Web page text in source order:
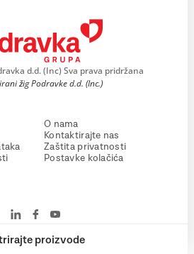
proizvode
d.d. (Inc) Sva prava pridržana
žig Podravke d.d. (Inc.)
O nama
Kontaktirajte nas
Zaštita privatnosti
Postavke kolačića